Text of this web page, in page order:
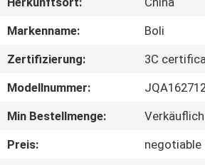
ÜBER
Markenname:
Boli
Zertifizierung:
3C
Modellnummer:
Min Bestellmenge:
Verkäuflich
Preis:
negotiable